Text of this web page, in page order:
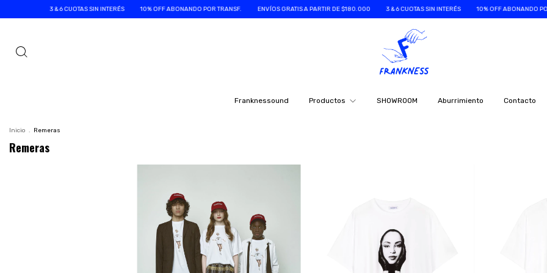
3 & 6 CUOTAS SIN INTERÉS 10% OFF ABONANDO POR TRANSF. ENVÍOS GRATIS A PARTIR DE $180.000 3 & 6 CUOTAS SIN INTERÉS 10% OFF ABONANDO POR
Franknessound Productos SHOWROOM Aburrimiento Contacto
Inicio . Remeras
Remeras